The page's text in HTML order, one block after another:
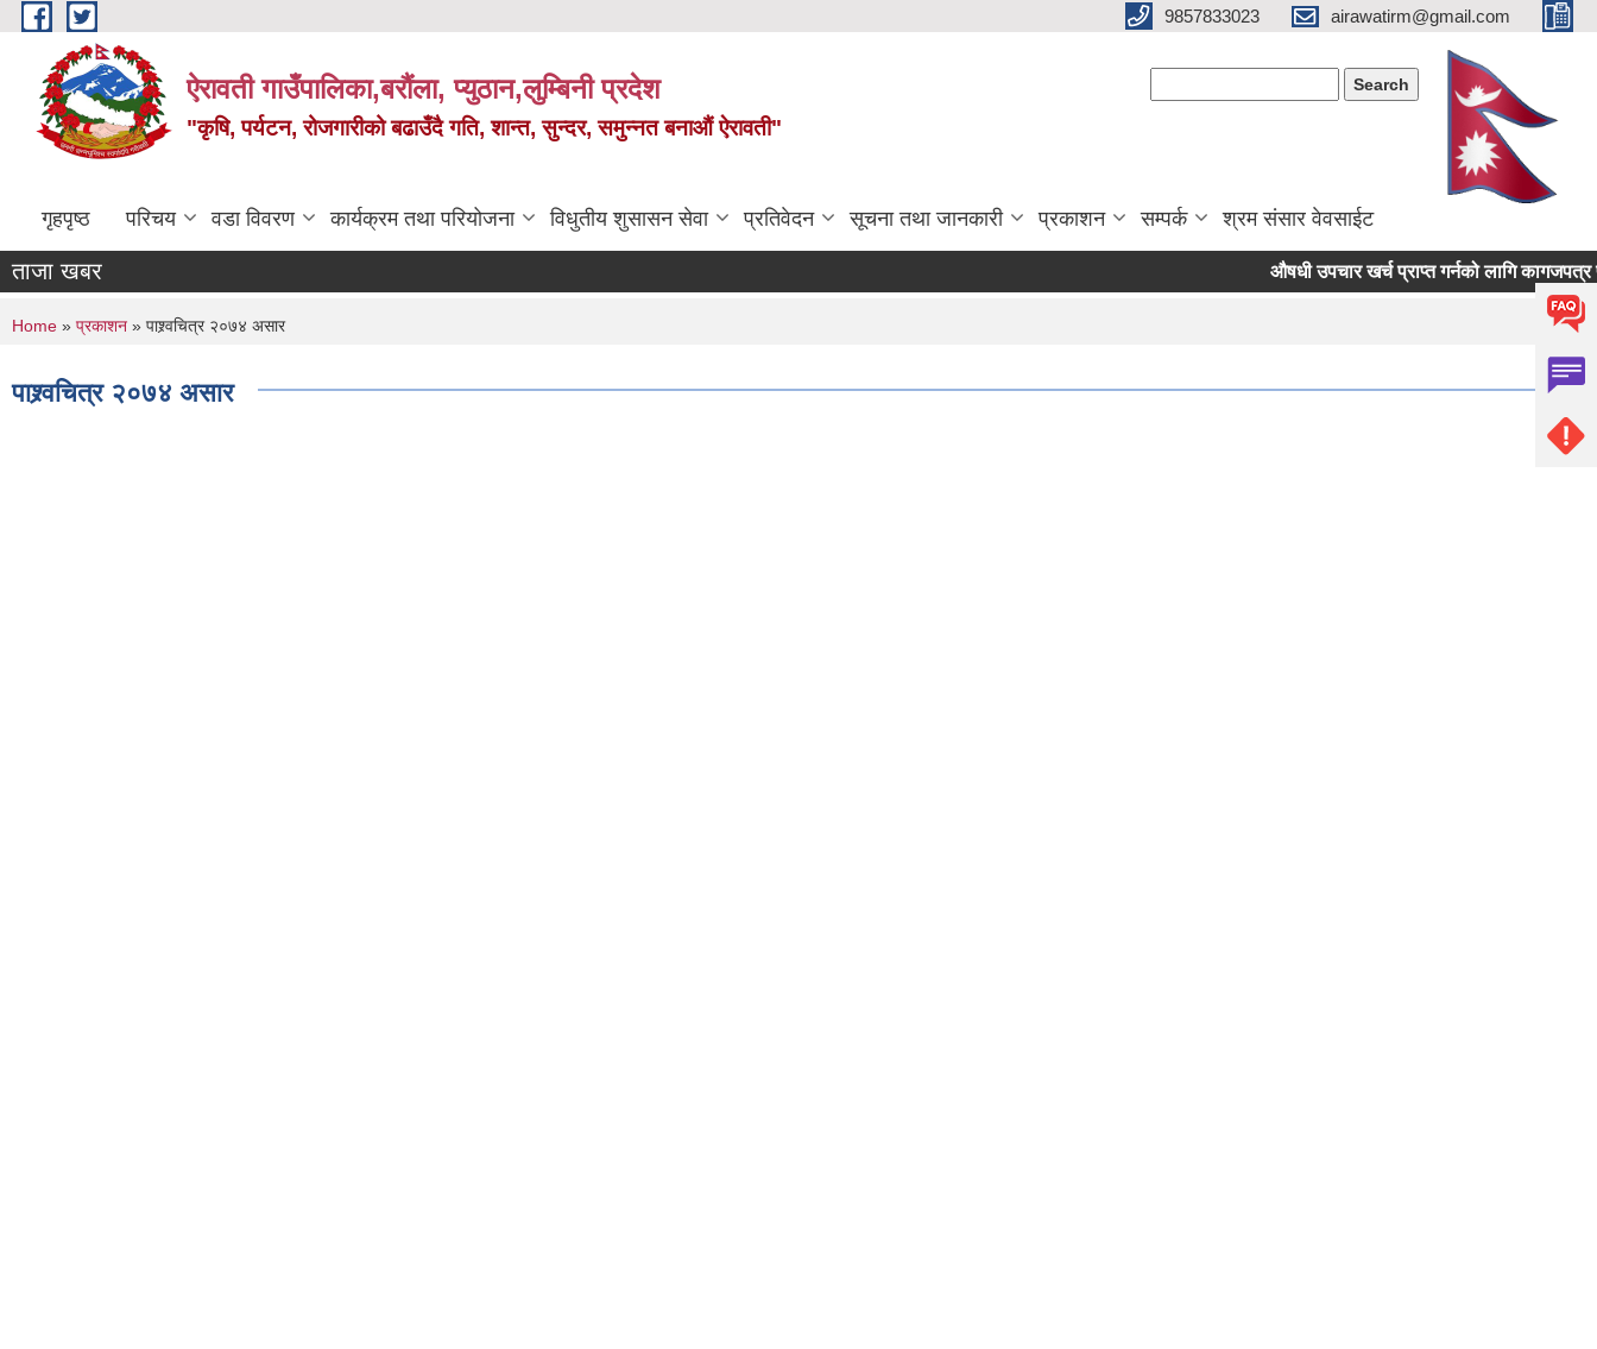
Skip to main content 9857833023 airawatirm@gmail.com
ऐरावती गाउँपालिका,बरौंला, प्युठान,लुम्बिनी प्रदेश
"कृषि, पर्यटन, रोजगारीको बढाउँदै गति, शान्त, सुन्दर, समुन्नत बनाऔं ऐरावती"
गृहपृष्ठ परिचय वडा विवरण कार्यक्रम तथा परियोजना विधुतीय शुसासन सेवा प्रतिवेदन सूचना तथा जानकारी प्रकाशन सम्पर्क श्रम संसार वेवसाईट
ताजा खबर औषधी उपचार खर्च प्राप्त गर्नको लागि कागजपत्र पेश
You are here
Home » प्रकाशन » पाश्र्वचित्र २०७४ असार
पाश्र्वचित्र २०७४ असार